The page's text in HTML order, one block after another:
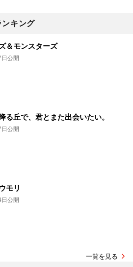
ンキング
＆モンスターズ
公開
る丘で、君とまた出会いたい。
公開
モリ
公開
一覧を見る